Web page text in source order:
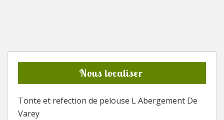
Nous localiser
Tonte et refection de pelouse L Abergement De
Varey